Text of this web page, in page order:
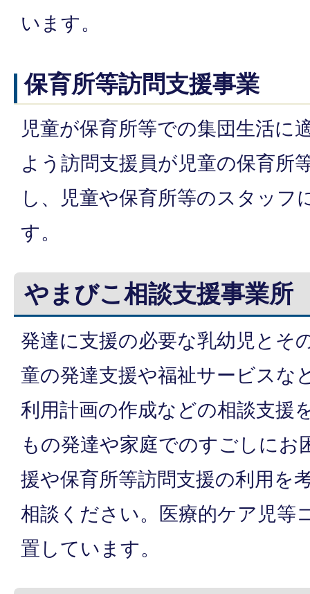
います。
保育所等訪問支援事業
児童が保育所等での集団生活に
よう訪問支援員が児童の保育所
し、児童や保育所等のスタッフ
す。
やまびこ相談支援事業所
発達に支援の必要な乳幼児とそ
童の発達支援や福祉サービスな
利用計画の作成などの相談支援
もの発達や家庭でのすごしにお
援や保育所等訪問支援の利用を
相談ください。医療的ケア児等
置しています。